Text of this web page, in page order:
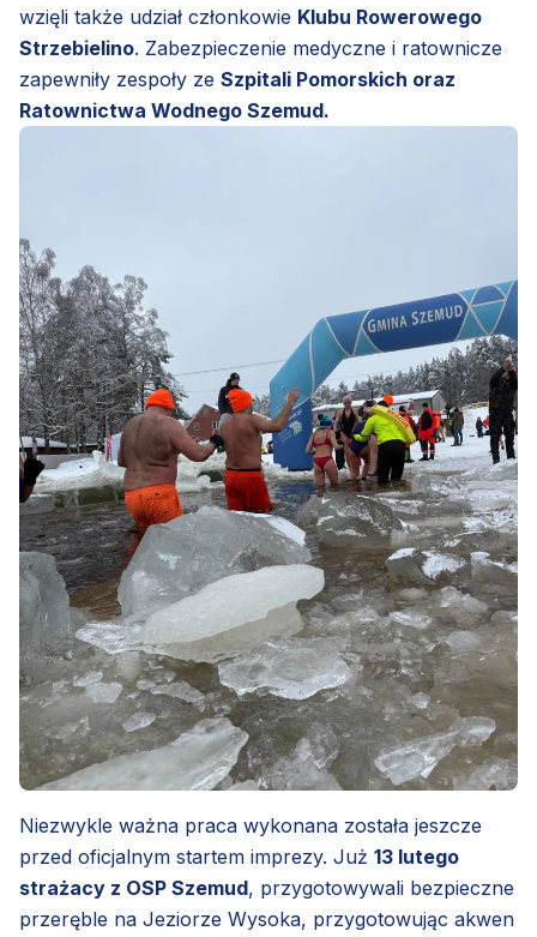
wzięli także udział członkowie Klubu Rowerowego
Strzebielino. Zabezpieczenie medyczne i ratownicze
zapewniły zespoły ze Szpitali Pomorskich oraz
Ratownictwa Wodnego Szemud.
Niezwykle ważna praca wykonana została jeszcze
przed oficjalnym startem imprezy. Już 13 lutego
strażacy z OSP Szemud, przygotowywali bezpieczne
przeręble na Jeziorze Wysoka, przygotowując akwen